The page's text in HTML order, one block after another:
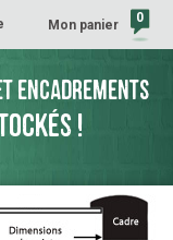
Mon panier 0
ENCADREMENTS
!